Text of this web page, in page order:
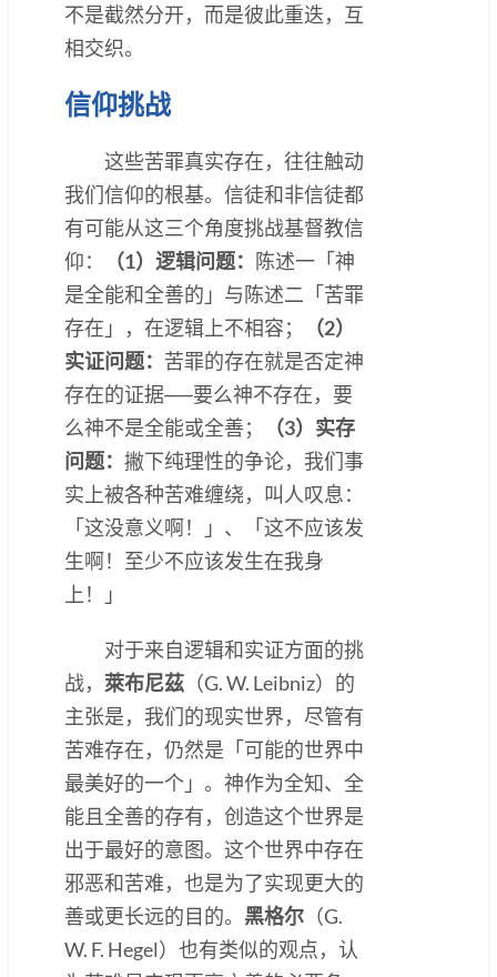
不是截然分开，而是彼此重迭，互
相交织。
信仰挑战
这些苦罪真实存在，往往触动
我们信仰的根基。信徒和非信徒都
有可能从这三个角度挑战基督教信
仰：
（1） 逻辑问题： 陈述一「神
是全能和全善的」与陈述二「苦罪
存在」，在逻辑上不相容；
（2）
实证问题： 苦罪的存在就是否定神
存在的证据──要么神不存在，要
么神不是全能或全善；
（3） 实存
问题： 撇下纯理性的争论，我们事
实上被各种苦难缠绕，叫人叹息：
「这没意义啊！」、「这不应该发
生啊！至少不应该发生在我身
上！」
对于来自逻辑和实证方面的挑
战， 萊布尼茲 （G. W. Leibniz）的
主张是，我们的现实世界，尽管有
苦难存在，仍然是「可能的世界中
最美好的一个」。神作为全知、全
能且全善的存有，创造这个世界是
出于最好的意图。这个世界中存在
邪恶和苦难，也是为了实现更大的
善或更长远的目的。 黑格尔 （G.
W. F. Hegel）也有类似的观点，认